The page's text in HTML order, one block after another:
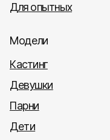
Для опытных
Модели
Кастинг
Девушки
Парни
Дети